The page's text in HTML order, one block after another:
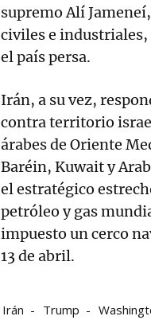
supremo Alí
civiles e industriales,
el país persa.
Irán, a su vez,
contra territorio
árabes de Oriente
Baréin, Kuwait y
el estratégico
petróleo y gas
impuesto un cerco
13 de abril.
Irán Trump